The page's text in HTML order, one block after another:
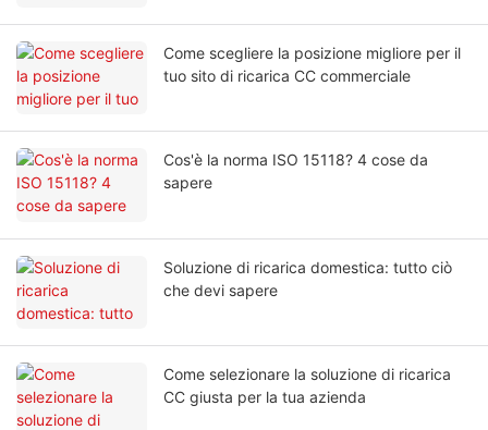
Come scegliere la posizione migliore per il
tuo sito di ricarica CC commerciale
Cos'è la norma ISO 15118? 4 cose da
sapere
Soluzione di ricarica domestica: tutto ciò
che devi sapere
Come selezionare la soluzione di ricarica
CC giusta per la tua azienda